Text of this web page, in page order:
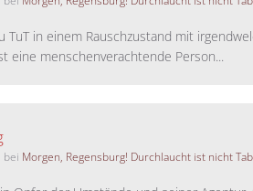
TuT in einem Rauschzustand mit
eine menschenverachtende Person...
bei Morgen, Regensburg! Durchlaucht ist nicht